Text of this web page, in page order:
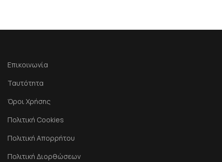
Επικοινωνία
Ταυτότητα
Όροι Χρήσης
Πολιτική Cookies
Πολιτική Απορρήτου
Πολιτική Διορθώσεων